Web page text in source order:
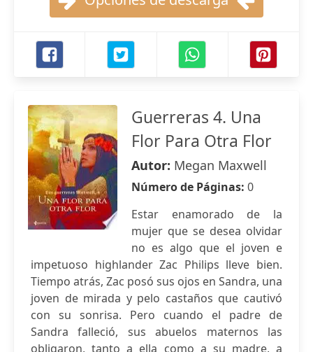
Guerreras 4. Una
Flor Para Otra Flor
Autor: Megan Maxwell
Número de Páginas: 0
Estar enamorado de la
mujer que se desea olvidar
no es algo que el joven e
impetuoso highlander Zac Philips lleve bien.
Tiempo atrás, Zac posó sus ojos en Sandra, una
joven de mirada y pelo castaños que cautivó
con su sonrisa. Pero cuando el padre de
Sandra falleció, sus abuelos maternos las
obligaron, tanto a ella como a su madre, a